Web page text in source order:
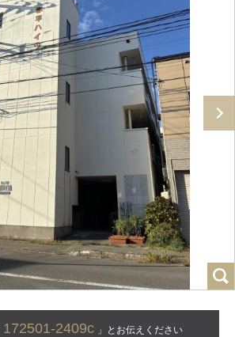
172501-2409c 」とお伝えください